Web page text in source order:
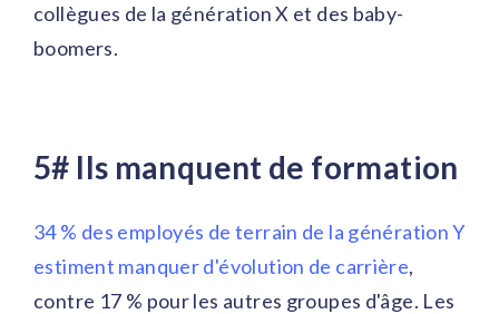
collègues de la génération X et des baby-
boomers.
5# Ils manquent de formation
34 % des employés de terrain de la génération Y
estiment manquer d'évolution de carrière,
contre 17 % pour les autres groupes d'âge. Les